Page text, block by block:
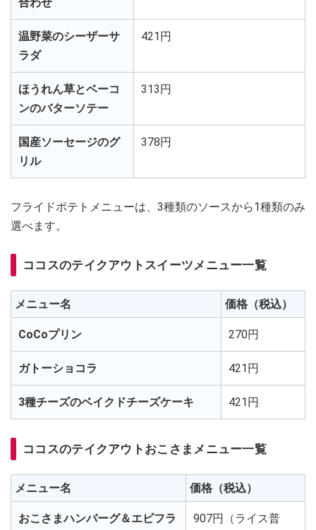
温野菜のシーザーサ
ラダ
421円
ほうれん草とベーコ
ンのバターソテー
313円
国産ソーセージのグ
リル
378円
フライドポテトメニューは、3種類のソースから1種類のみ
選べます。
ココスのテイクアウトスイーツメニュー一覧
メニュー名 価格（税込）
CoCoプリン 270円
ガトーショコラ 421円
3種チーズのベイクドチーズケーキ 421円
ココスのテイクアウトおこさまメニュー一覧
メニュー名 価格（税込）
おこさまハンバーグ＆エビフラ
907円（ライス普